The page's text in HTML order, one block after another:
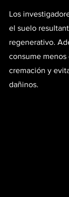
Los
el suelo
regenerativo.
consume
cremación y
dañinos.